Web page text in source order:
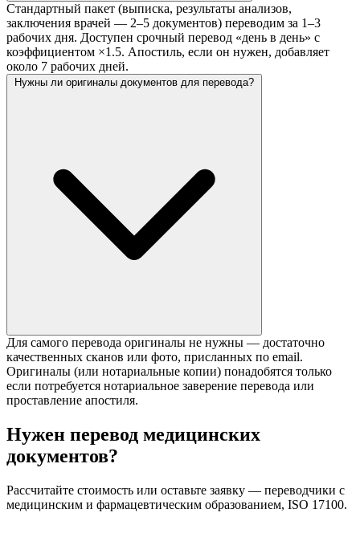
Стандартный пакет (выписка, результаты анализов,
заключения врачей — 2–5 документов) переводим за 1–3
рабочих дня. Доступен срочный перевод «день в день» с
коэффициентом ×1.5. Апостиль, если он нужен, добавляет
около 7 рабочих дней.
Нужны ли оригиналы документов для перевода?
Для самого перевода оригиналы не нужны — достаточно
качественных сканов или фото, присланных по email.
Оригиналы (или нотариальные копии) понадобятся только
если потребуется нотариальное заверение перевода или
проставление апостиля.
Нужен перевод медицинских
документов?
Рассчитайте стоимость или оставьте заявку — переводчики с
медицинским и фармацевтическим образованием, ISO 17100.